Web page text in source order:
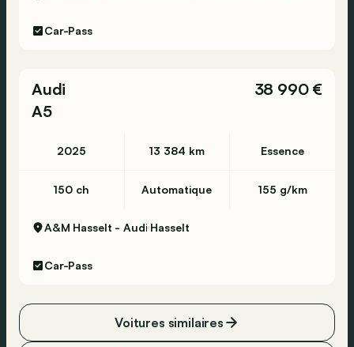
Car-Pass
Audi
A5
38 990 €
2025 13 384 km Essence
150 ch Automatique 155 g/km
A&M Hasselt - Audi Hasselt
Car-Pass
Voitures similaires